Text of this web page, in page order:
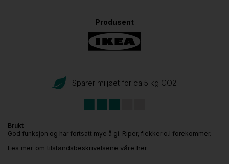
Produsent
Sparer miljøet for ca 5 kg CO2
Brukt
God funksjon og har fortsatt mye å gi. Riper, flekker o.l forekommer.
Les mer om tilstandsbeskrivelsene våre her